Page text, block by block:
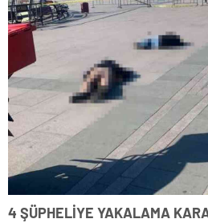
4 ŞÜPHELİYE YAKALAMA